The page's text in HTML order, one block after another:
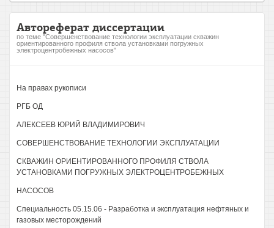
Автореферат диссертации
по теме "Совершенствование технологии эксплуатации скважин
ориентированного профиля ствола установками погружных
электроцентробежных насосов"
На правах рукописи
РГБ ОД
АЛЕКСЕЕВ ЮРИЙ ВЛАДИМИРОВИЧ
СОВЕРШЕНСТВОВАНИЕ ТЕХНОЛОГИИ ЭКСПЛУАТАЦИИ
СКВАЖИН ОРИЕНТИРОВАННОГО ПРОФИЛЯ СТВОЛА
УСТАНОВКАМИ ПОГРУЖНЫХ ЭЛЕКТРОЦЕНТРОБЕЖНЫХ
НАСОСОВ
Специальность 05.15.06 - Разработка и эксплуатация нефтяных и
газовых месторождений